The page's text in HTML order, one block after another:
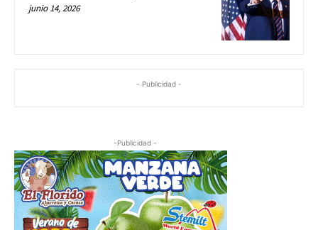
junio 14, 2026
- Publicidad -
-Publicidad -